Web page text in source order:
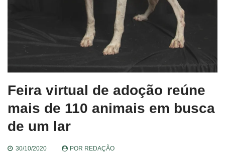
Feira virtual de adoção reúne
mais de 110 animais em busca
de um lar
30/10/2020 POR REDAÇÃO